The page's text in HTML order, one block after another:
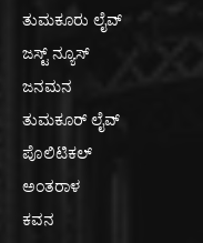
ತುಮಕೂರು ಲೈವ್
ಜಸ್ಟ್ ನ್ಯೂಸ್
ಜನಮನ
ತುಮಕೂರ್ ಲೈವ್
ಪೊಲಿಟಿಕಲ್
ಅಂತರಾಳ
ಕವನ